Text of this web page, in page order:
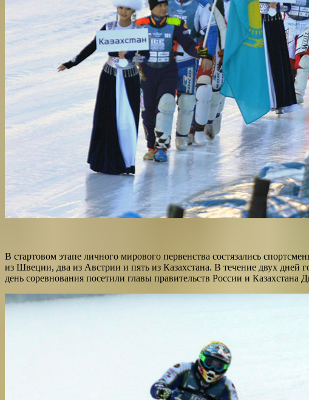
В стартовом этапе личного мирового первенства состязались
из Швеции, два из Австрии и пять из Казахстана. В течение двух
день соревнования посетили главы правительств России и